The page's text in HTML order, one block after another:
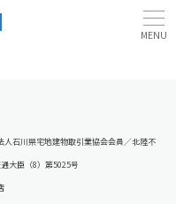
石川県宅地建物取引業協会会員／北陸不
大臣（8）第5025号